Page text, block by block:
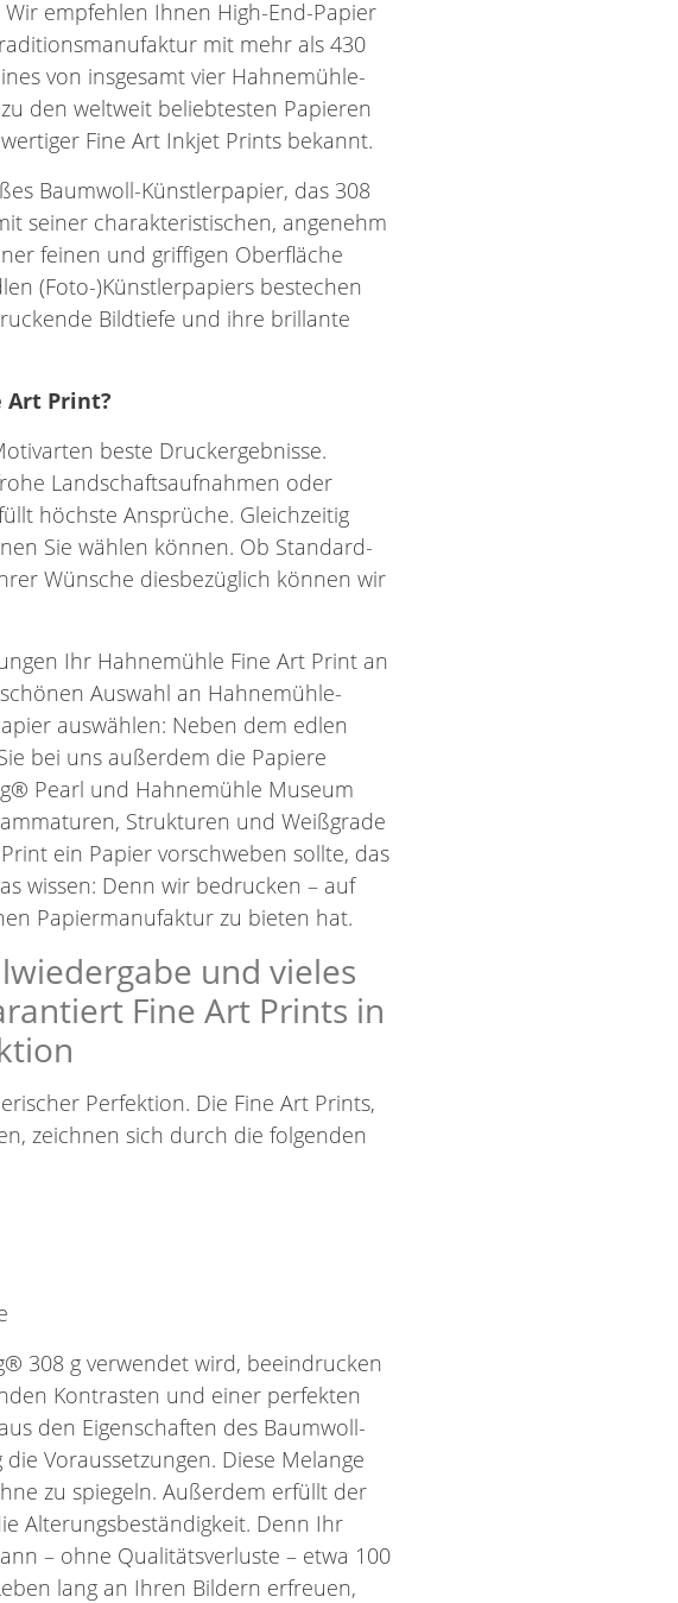
empfehlen Ihnen High-End-Papier
mit mehr als 430
von insgesamt vier Hahnemühle-
den weltweit beliebtesten Papieren
Fine Art Inkjet Prints bekannt.
Baumwoll-Künstlerpapier, das 308
seiner charakteristischen, angenehm
feinen und griffigen Oberfläche
(Foto-)Künstlerpapiers bestechen
Bildtiefe und ihre brillante
Art Print?
beste Druckergebnisse.
Landschaftsaufnahmen oder
höchste Ansprüche. Gleichzeitig
Sie wählen können. Ob Standard-
Wünsche diesbezüglich können wir
Ihr Hahnemühle Fine Art Print an
Auswahl an Hahnemühle-
auswählen: Neben dem edlen
bei uns außerdem die Papiere
Pearl und Hahnemühle Museum
Strukturen und Weißgrade
ein Papier vorschweben sollte, das
wissen: Denn wir bedrucken – auf
Papiermanufaktur zu bieten hat.
und vieles
Fine Art Prints in
Perfektion. Die Fine Art Prints,
zeichnen sich durch die folgenden
308 g verwendet wird, beeindrucken
Kontrasten und einer perfekten
den Eigenschaften des Baumwoll-
Voraussetzungen. Diese Melange
zu spiegeln. Außerdem erfüllt der
Alterungsbeständigkeit. Denn Ihr
– ohne Qualitätsverluste – etwa 100
lang an Ihren Bildern erfreuen,